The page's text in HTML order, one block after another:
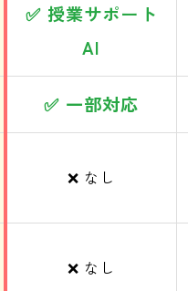
✅ 授業サポート
AI
✅ 一部対応
❌ なし
❌ なし